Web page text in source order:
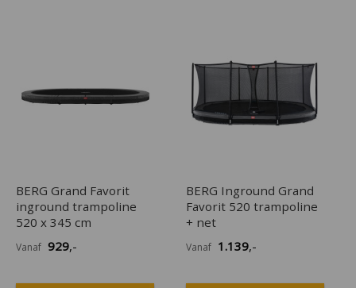
BERG Grand Favorit
inground trampoline
520 x 345 cm
Vanaf 929,-
BERG Inground Grand
Favorit 520 trampoline
+ net
Vanaf 1.139,-